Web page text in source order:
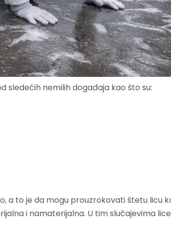
sledećih nemilih događaja kao što su:
a to je da mogu prouzrokovati štetu licu
i namaterijalna. U tim slučajevima